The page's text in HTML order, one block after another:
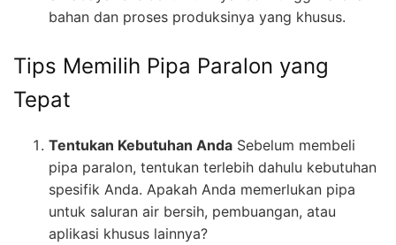
bahan dan proses produksinya yang khusus.
Tips Memilih Pipa Paralon yang
Tepat
Tentukan Kebutuhan Anda Sebelum membeli
pipa paralon, tentukan terlebih dahulu kebutuhan
spesifik Anda. Apakah Anda memerlukan pipa
untuk saluran air bersih, pembuangan, atau
aplikasi khusus lainnya?